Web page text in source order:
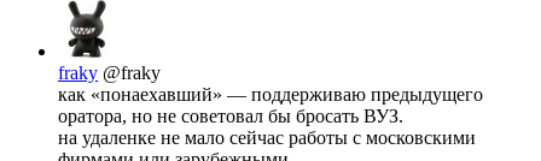
fraky @fraky
как «понаехавший» — поддерживаю предыдущего
оратора, но не советовал бы бросать ВУЗ.
на удаленке не мало сейчас работы с московскими